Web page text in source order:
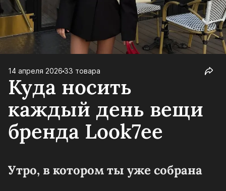
14 апреля 2026 33 товара
Куда носить
каждый день вещи
бренда Look7ee
Утро, в котором ты уже собрана